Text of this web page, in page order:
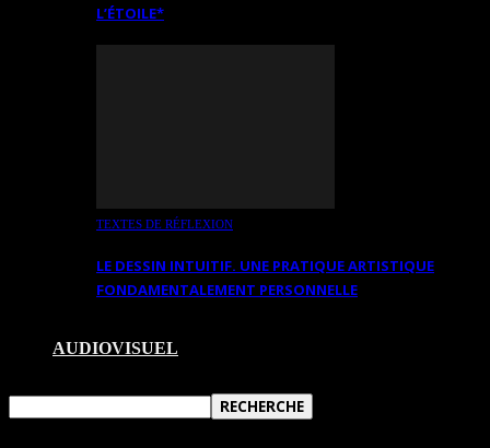
L’ÉTOILE*
TEXTES DE RÉFLEXION
LE DESSIN INTUITIF. UNE PRATIQUE ARTISTIQUE
FONDAMENTALEMENT PERSONNELLE
AUDIOVISUEL